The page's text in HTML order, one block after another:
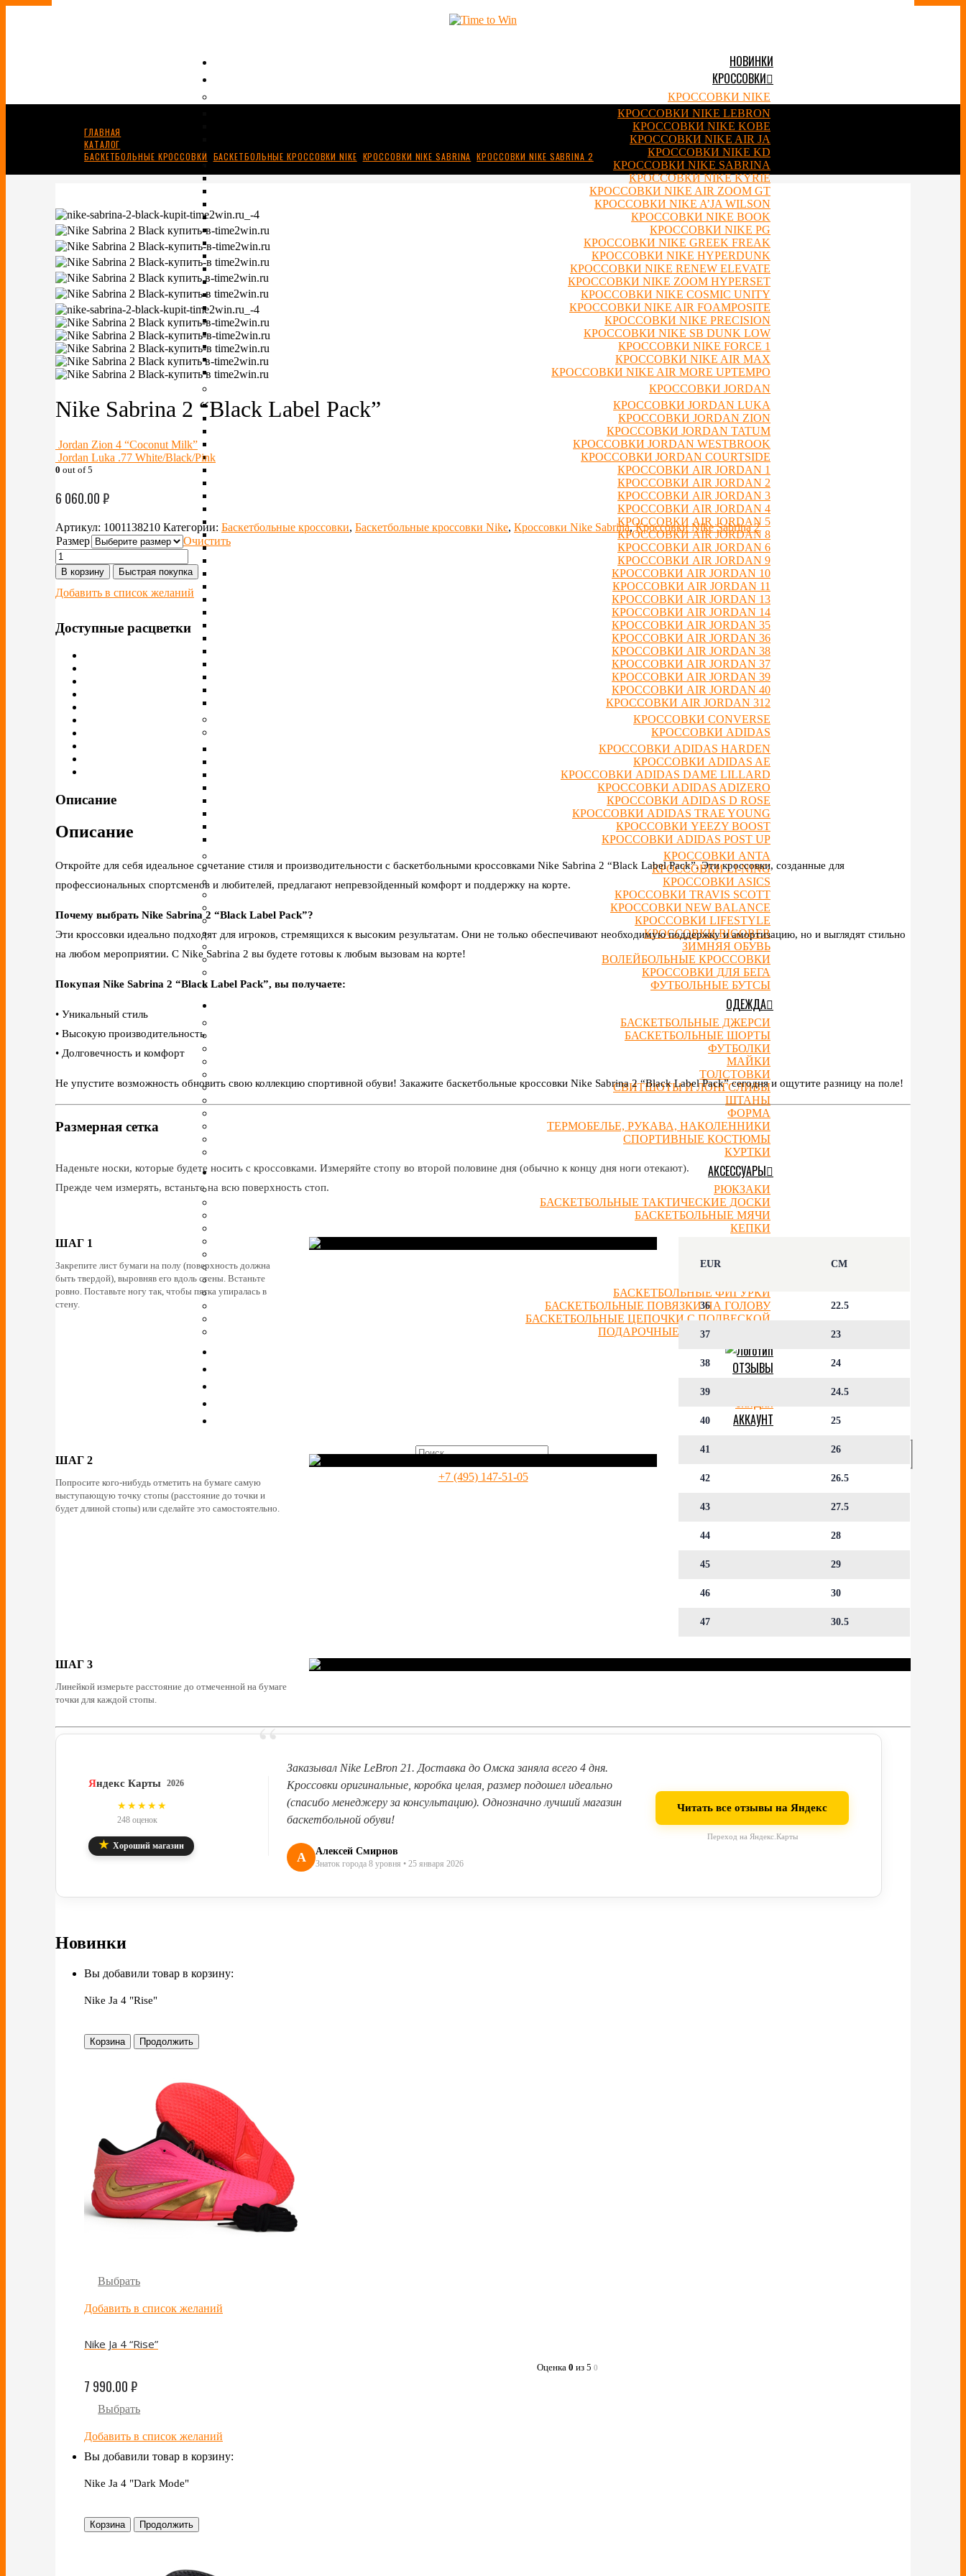
НОВИНКИ
КРОССОВКИ
КРОССОВКИ NIKE
КРОССОВКИ NIKE LEBRON
КРОССОВКИ NIKE KOBE
КРОССОВКИ NIKE AIR JA
КРОССОВКИ NIKE KD
КРОССОВКИ NIKE SABRINA
КРОССОВКИ NIKE KYRIE
КРОССОВКИ NIKE AIR ZOOM GT
КРОССОВКИ NIKE A’JA WILSON
КРОССОВКИ NIKE BOOK
КРОССОВКИ NIKE PG
КРОССОВКИ NIKE GREEK FREAK
КРОССОВКИ NIKE HYPERDUNK
КРОССОВКИ NIKE RENEW ELEVATE
КРОССОВКИ NIKE ZOOM HYPERSET
КРОССОВКИ NIKE COSMIC UNITY
КРОССОВКИ NIKE AIR FOAMPOSITE
КРОССОВКИ NIKE PRECISION
КРОССОВКИ NIKE SB DUNK LOW
КРОССОВКИ NIKE FORCE 1
КРОССОВКИ NIKE AIR MAX
КРОССОВКИ NIKE AIR MORE UPTEMPO
КРОССОВКИ JORDAN
КРОССОВКИ JORDAN LUKA
КРОССОВКИ JORDAN ZION
КРОССОВКИ JORDAN TATUM
КРОССОВКИ JORDAN WESTBROOK
КРОССОВКИ JORDAN COURTSIDE
КРОССОВКИ AIR JORDAN 1
КРОССОВКИ AIR JORDAN 2
КРОССОВКИ AIR JORDAN 3
КРОССОВКИ AIR JORDAN 4
КРОССОВКИ AIR JORDAN 5
КРОССОВКИ AIR JORDAN 8
КРОССОВКИ AIR JORDAN 6
КРОССОВКИ AIR JORDAN 9
КРОССОВКИ AIR JORDAN 10
КРОССОВКИ AIR JORDAN 11
КРОССОВКИ AIR JORDAN 13
КРОССОВКИ AIR JORDAN 14
КРОССОВКИ AIR JORDAN 35
КРОССОВКИ AIR JORDAN 36
КРОССОВКИ AIR JORDAN 38
КРОССОВКИ AIR JORDAN 37
КРОССОВКИ AIR JORDAN 39
КРОССОВКИ AIR JORDAN 40
КРОССОВКИ AIR JORDAN 312
КРОССОВКИ CONVERSE
КРОССОВКИ ADIDAS
КРОССОВКИ ADIDAS HARDEN
КРОССОВКИ ADIDAS AE
КРОССОВКИ ADIDAS DAME LILLARD
КРОССОВКИ ADIDAS ADIZERO
КРОССОВКИ ADIDAS D ROSE
КРОССОВКИ ADIDAS TRAE YOUNG
КРОССОВКИ YEEZY BOOST
КРОССОВКИ ADIDAS POST UP
КРОССОВКИ ANTA
КРОССОВКИ LI-NING
КРОССОВКИ ASICS
КРОССОВКИ TRAVIS SCOTT
КРОССОВКИ NEW BALANCE
КРОССОВКИ LIFESTYLE
КРОССОВКИ RIGORER
ЗИМНЯЯ ОБУВЬ
ВОЛЕЙБОЛЬНЫЕ КРОССОВКИ
КРОССОВКИ ДЛЯ БЕГА
ФУТБОЛЬНЫЕ БУТСЫ
ОДЕЖДА
БАСКЕТБОЛЬНЫЕ ДЖЕРСИ
БАСКЕТБОЛЬНЫЕ ШОРТЫ
ФУТБОЛКИ
МАЙКИ
ТОЛСТОВКИ
СВИТШОТЫ И ЛОНГСЛИВЫ
ШТАНЫ
ФОРМА
ТЕРМОБЕЛЬЕ, РУКАВА, НАКОЛЕННИКИ
СПОРТИВНЫЕ КОСТЮМЫ
КУРТКИ
АКСЕССУАРЫ
РЮКЗАКИ
БАСКЕТБОЛЬНЫЕ ТАКТИЧЕСКИЕ ДОСКИ
БАСКЕТБОЛЬНЫЕ МЯЧИ
КЕПКИ
СЛАНЦЫ
БАСКЕТБОЛЬНЫЕ ФИГУРКИ
БАСКЕТБОЛЬНЫЕ ПОВЯЗКИ НА ГОЛОВУ
БАСКЕТБОЛЬНЫЕ ЦЕПОЧКИ С ПОДВЕСКОЙ
ПОДАРОЧНЫЕ СЕРТИФИКАТЫ
ОТЗЫВЫ
СКИДКИ
АККАУНТ
+7 (495) 147-51-05
ГЛАВНАЯ
КАТАЛОГ
БАСКЕТБОЛЬНЫЕ КРОССОВКИ БАСКЕТБОЛЬНЫЕ КРОССОВКИ NIKE КРОССОВКИ NIKE SABRINA ,КРОССОВКИ NIKE SABRINA 2
Nike Sabrina 2 “Black Label Pack”
Jordan Zion 4 “Coconut Milk”
Jordan Luka .77 White/Black/Pink
0 out of 5
6 060.00₽
Артикул: 1001138210 Категории: Баскетбольные кроссовки, Баскетбольные кроссовки Nike, Кроссовки Nike Sabrina,Кроссовки Nike Sabrina 2
Размер
Очистить
В корзину Быстрая покупка
Добавить в список желаний
Доступные расцветки
Описание
Описание
Откройте для себя идеальное сочетание стиля и производительности с баскетбольными кроссовками Nike Sabrina 2 “Black Label Pack”. Эти кроссовки, созданные для
профессиональных спортсменов и любителей, предлагают непревзойденный комфорт и поддержку на корте.
Почему выбрать Nike Sabrina 2 “Black Label Pack”?
Эти кроссовки идеально подходят для игроков, стремящихся к высоким результатам. Они не только обеспечивают необходимую поддержку и амортизацию, но и выглядят стильно
на любом мероприятии. С Nike Sabrina 2 вы будете готовы к любым вызовам на корте!
Покупая Nike Sabrina 2 “Black Label Pack”, вы получаете:
• Уникальный стиль
• Высокую производительность
• Долговечность и комфорт
Не упустите возможность обновить свою коллекцию спортивной обуви! Закажите баскетбольные кроссовки Nike Sabrina 2 “Black Label Pack” сегодня и ощутите разницу на поле!
Размерная сетка
Наденьте носки, которые будете носить с кроссовками. Измеряйте стопу во второй половине дня (обычно к концу дня ноги отекают).
Прежде чем измерять, встаньте на всю поверхность стоп.
ШАГ 1
Закрепите лист бумаги на полу (поверхность должна
быть твердой), выровняв его вдоль стены. Встаньте
ровно. Поставьте ногу так, чтобы пятка упиралась в
стену.
EUR CM
36 22.5
37 23
38 24
39 24.5
40 25
41 26
42 26.5
43 27.5
44 28
45 29
46 30
47 30.5
ШАГ 2
Попросите кого-нибудь отметить на бумаге самую
выступающую точку стопы (расстояние до точки и
будет длиной стопы) или сделайте это самостоятельно.
ШАГ 3
Линейкой измерьте расстояние до отмеченной на бумаге
точки для каждой стопы.
Яндекс Карты 2026
★★★★★
248 оценок
★ Хороший магазин
“
Заказывал Nike LeBron 21. Доставка до Омска заняла всего 4 дня.
Кроссовки оригинальные, коробка целая, размер подошел идеально
(спасибо менеджеру за консультацию). Однозначно лучший магазин
баскетбольной обуви!
А Алексей Смирнов
Знаток города 8 уровня • 25 января 2026
Читать все отзывы на Яндекс
Переход на Яндекс.Карты
Новинки
Вы добавили товар в корзину:
Nike Ja 4 "Rise"
Корзина Продолжить
Выбрать
Добавить в список желаний
Nike Ja 4 “Rise”
Оценка 0 из 5 0
7 990.00₽
Выбрать
Добавить в список желаний
Вы добавили товар в корзину:
Nike Ja 4 "Dark Mode"
Корзина Продолжить